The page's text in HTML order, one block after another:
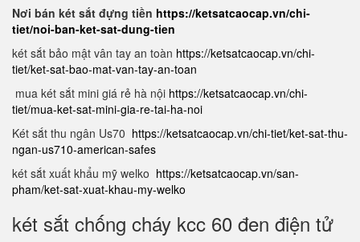
Nơi bán két sắt đựng tiền https://ketsatcaocap.vn/chi-
tiet/noi-ban-ket-sat-dung-tien
két sắt bảo mật vân tay an toàn https://ketsatcaocap.vn/chi-
tiet/ket-sat-bao-mat-van-tay-an-toan
mua két sắt mini giá rẻ hà nội https://ketsatcaocap.vn/chi-
tiet/mua-ket-sat-mini-gia-re-tai-ha-noi
Két sắt thu ngân Us70 https://ketsatcaocap.vn/chi-tiet/ket-sat-thu-
ngan-us710-american-safes
két sắt xuất khẩu mỹ welko https://ketsatcaocap.vn/san-
pham/ket-sat-xuat-khau-my-welko
két sắt chống cháy kcc 60 đen điện tử